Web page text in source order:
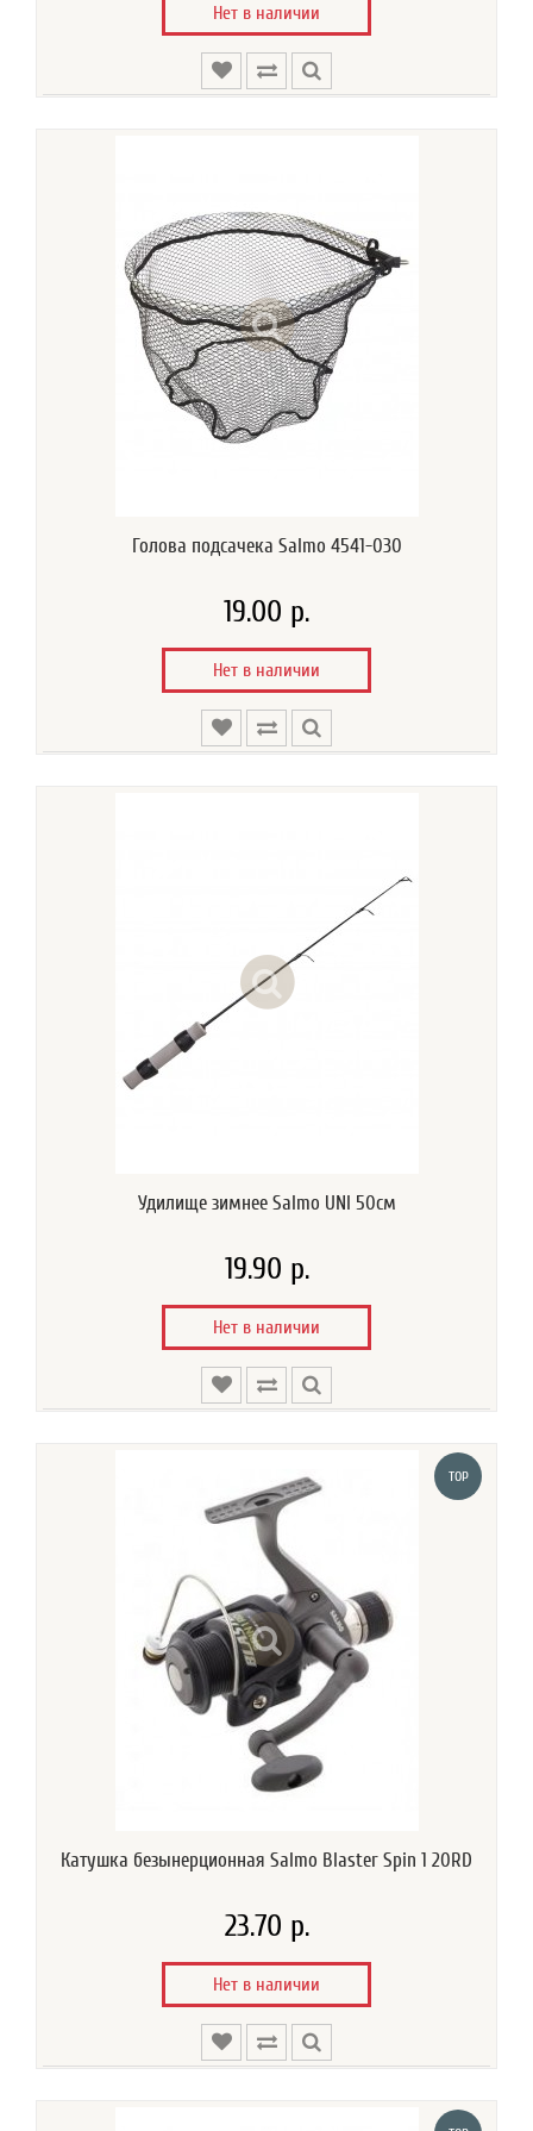
Нет в наличии
Голова подсачека Salmo 4541-030
19.00 р.
Нет в наличии
Удилище зимнее Salmo UNI 50см
19.90 р.
Нет в наличии
TOP
Катушка безынерционная Salmo Blaster Spin 1 20RD
23.70 р.
Нет в наличии